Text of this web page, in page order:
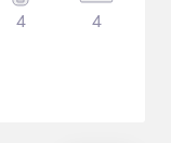
4 4